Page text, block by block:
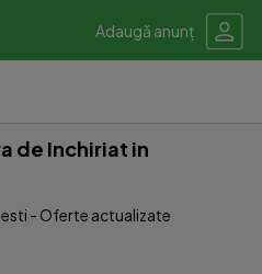
Adaugă anunț
de Inchiriat in
- Oferte actualizate